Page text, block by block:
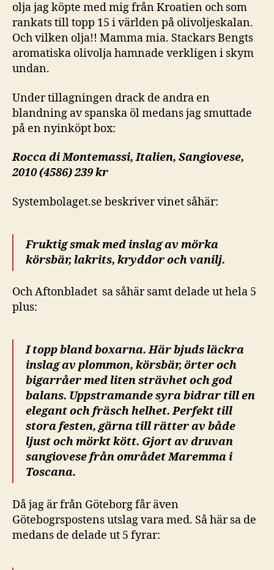
olja jag köpte med mig från Kroatien och som
rankats till topp 15 i världen på olivoljeskalan.
Och vilken olja!! Mamma mia. Stackars Bengts
aromatiska olivolja hamnade verkligen i skym
undan.
Under tillagningen drack de andra en
blandning av spanska öl medans jag smuttade
på en nyinköpt box:
Rocca di Montemassi, Italien, Sangiovese,
2010 (4586) 239 kr
Systembolaget.se beskriver vinet såhär:
Fruktig smak med inslag av mörka
körsbär, lakrits, kryddor och vanilj.
Och Aftonbladet sa såhär samt delade ut hela 5
plus:
I topp bland boxarna. Här bjuds läckra
inslag av plommon, körsbär, örter och
bigarråer med liten strävhet och god
balans. Uppstramande syra bidrar till en
elegant och fräsch helhet. Perfekt till
stora festen, gärna till rätter av både
ljust och mörkt kött. Gjort av druvan
sangiovese från området Maremma i
Toscana.
Då jag är från Göteborg får även
Götebogrspostens utslag vara med. Så här sa de
medans de delade ut 5 fyrar: